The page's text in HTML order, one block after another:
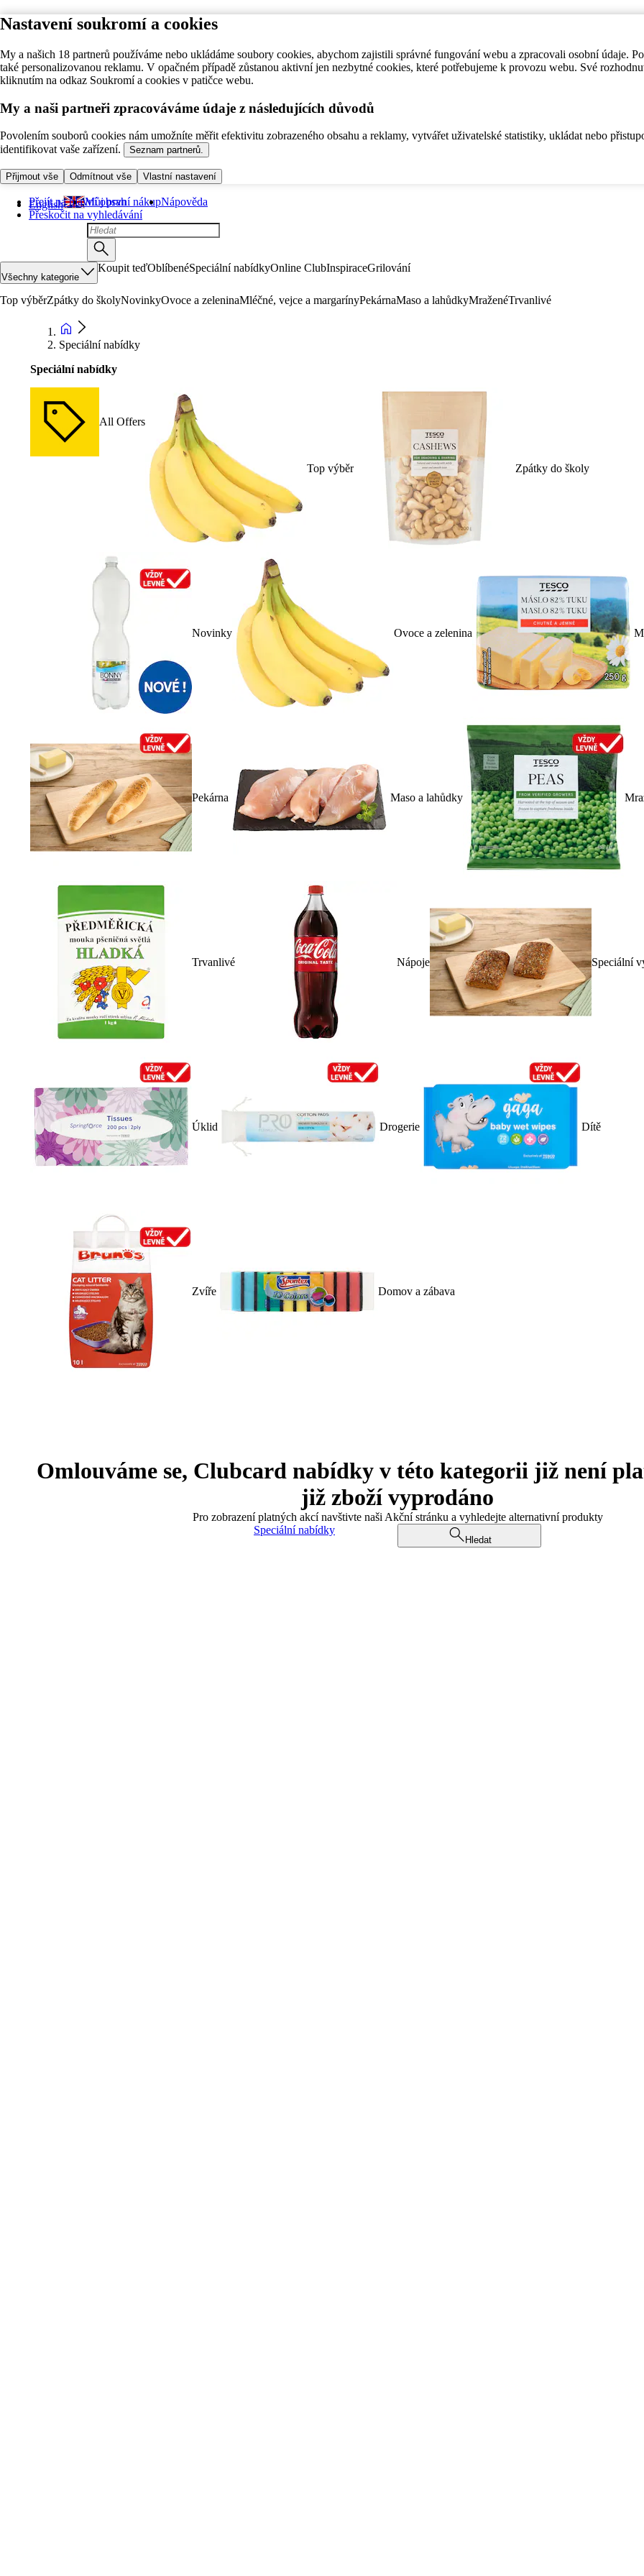
Nastavení soukromí a cookies
My a našich 18 partnerů používáme nebo ukládáme soubory cookies, abychom zajistili správné fungování webu a zpracovali osobní údaje.
také personalizovanou reklamu. V opačném případě zůstanou aktivní jen nezbytné cookies, které potřebujeme k provozu webu. Své
kliknutím na odkaz Soukromí a cookies v patičce webu.
My a naši partneři zpracováváme údaje z následujících důvodů
Povolením souborů cookies nám umožníte měřit efektivitu zobrazeného obsahu a reklamy, vytvářet uživatelské statistiky, ukládat nebo
identifikovat vaše zařízení.
Seznam partnerů.
Přijmout vše Odmítnout vše Vlastní nastavení
Přejít na hlavní obsah
Přeskočit na vyhledávání
English Můj první nákupNápověda
Všechny kategorie
Koupit teďOblíbenéSpeciální nabídkyOnline ClubInspiraceGrilování
Top výběrZpátky do školyNovinkyOvoce a zeleninaMléčné, vejce a margarínyPekárnaMaso a lahůdkyMraženéTrvanlivé
Speciální nabídky
Speciální nabídky
All Offers
Top výběr Zpátky do školy
Novinky Ovoce a zelenina
Pekárna Maso a lahůdky
Trvanlivé Nápoje Speciální
Úklid Drogerie Dítě
Zvíře Domov a zábava
Omlouváme se, Clubcard nabídky v této kategorii již není
již zboží vyprodáno
Pro zobrazení platných akcí navštivte naši Akční stránku a vyhledejte alternativní produkty
Speciální nabídky
Hledat